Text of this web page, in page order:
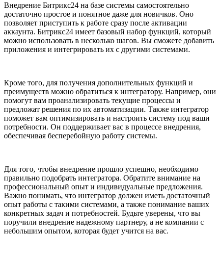
Внедрение Битрикс24 на базе системы самостоятельно
достаточно простое и понятное даже для новичков. Оно
позволяет приступить к работе сразу после активации
аккаунта. Битрикс24 имеет базовый набор функций, который
можно использовать в несколько шагов. Вы сможете добавить
приложения и интегрировать их с другими системами.
Кроме того, для получения дополнительных функций и
преимуществ можно обратиться к интегратору. Например, они
помогут вам проанализировать текущие процессы и
предложат решения по их автоматизации. Также интегратор
поможет вам оптимизировать и настроить систему под ваши
потребности. Он поддерживает вас в процессе внедрения,
обеспечивая бесперебойную работу системы.
Для того, чтобы внедрение прошло успешно, необходимо
правильно подобрать интегратора. Обратите внимание на
профессиональный опыт и индивидуальные предложения.
Важно понимать, что интегратор должен иметь достаточный
опыт работы с такими системами, а также понимание ваших
конкретных задач и потребностей. Будьте уверены, что вы
поручили внедрение надежному партнеру, а не компании с
небольшим опытом, которая будет учится на вас.